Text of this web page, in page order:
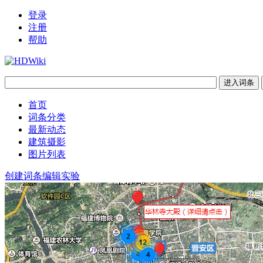
登录
注册
帮助
首页
词条分类
最新动态
建筑摄影
图片列表
创建词条编辑实验